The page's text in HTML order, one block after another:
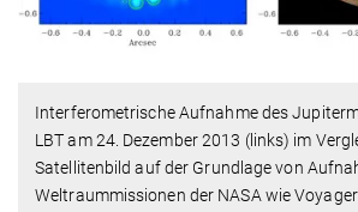
Interferometrische Aufnahme des
LBT am 24. Dezember 2013 (links) im
Satellitenbild auf der Grundlage von
Weltraummissionen der NASA wie